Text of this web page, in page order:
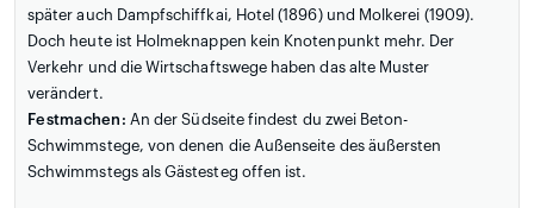
später auch Dampfschiffkai, Hotel (1896) und Molkerei (1909).
Doch heute ist Holmeknappen kein Knotenpunkt mehr. Der
Verkehr und die Wirtschaftswege haben das alte Muster
verändert.
Festmachen: An der Südseite findest du zwei Beton-
Schwimmstege, von denen die Außenseite des äußersten
Schwimmstegs als Gästesteg offen ist.